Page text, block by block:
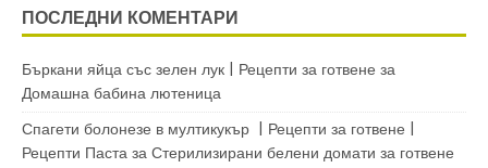
ПОСЛЕДНИ КОМЕНТАРИ
Бъркани яйца със зелен лук | Рецепти за готвене за
Домашна бабина лютеница
Спагети болонезе в мултикукър | Рецепти за готвене |
Рецепти Паста за Стерилизирани белени домати за готвене